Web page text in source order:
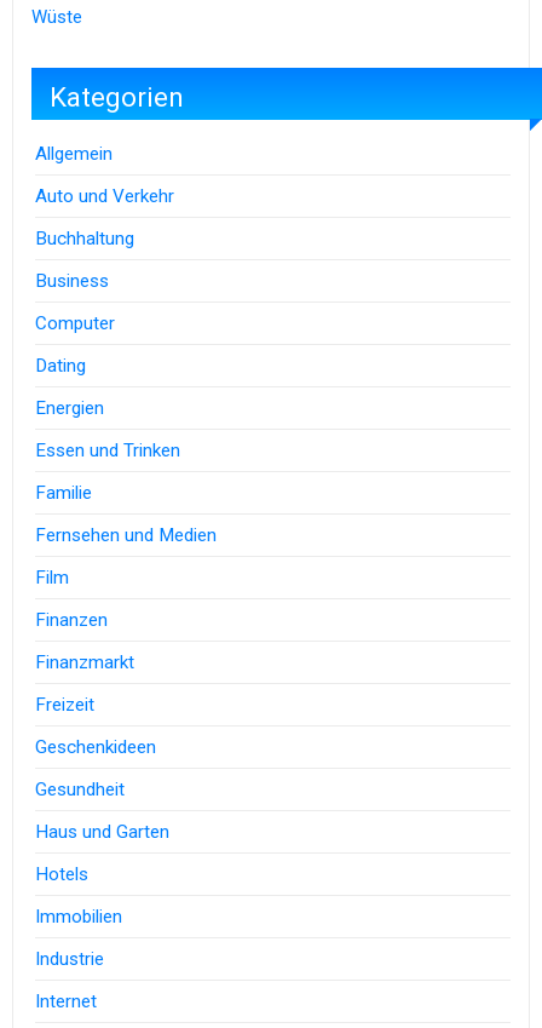
Wüste
Kategorien
Allgemein
Auto und Verkehr
Buchhaltung
Business
Computer
Dating
Energien
Essen und Trinken
Familie
Fernsehen und Medien
Film
Finanzen
Finanzmarkt
Freizeit
Geschenkideen
Gesundheit
Haus und Garten
Hotels
Immobilien
Industrie
Internet